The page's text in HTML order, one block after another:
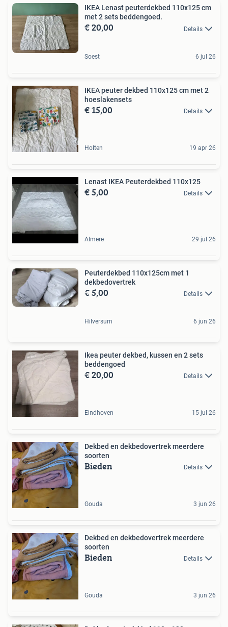
IKEA Lenast peuterdekbed 110x125 cm
met 2 sets beddengoed.
€ 20,00 Details
Soest 6 jul 26
IKEA peuter dekbed 110x125 cm met 2
hoeslakensets
€ 15,00 Details
Holten 19 apr 26
Lenast IKEA Peuterdekbed 110x125
€ 5,00 Details
Almere 29 jul 26
Peuterdekbed 110x125cm met 1
dekbedovertrek
€ 5,00 Details
Hilversum 6 jun 26
Ikea peuter dekbed, kussen en 2 sets
beddengoed
€ 20,00 Details
Eindhoven 15 jul 26
Dekbed en dekbedovertrek meerdere
soorten
Bieden Details
Gouda 3 jun 26
Dekbed en dekbedovertrek meerdere
soorten
Bieden Details
Gouda 3 jun 26